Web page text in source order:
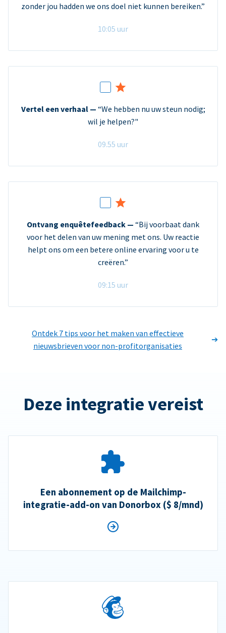
zonder jou hadden we ons doel niet kunnen bereiken.”
10:05 uur
Vertel een verhaal — “We hebben nu uw steun nodig;
wil je helpen?"
09.55 uur
Ontvang enquêtefeedback — “Bij voorbaat dank
voor het delen van uw mening met ons. Uw reactie
helpt ons om een betere online ervaring voor u te
creëren.”
09:15 uur
Ontdek 7 tips voor het maken van effectieve
nieuwsbrieven voor non-profitorganisaties
Deze integratie vereist
Een abonnement op de Mailchimp-
integratie-add-on van Donorbox ($ 8/mnd)